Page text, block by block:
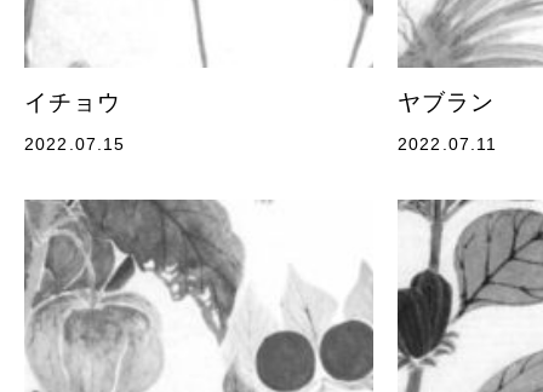
イチョウ
2022.07.15
ヤブラン
2022.07.11